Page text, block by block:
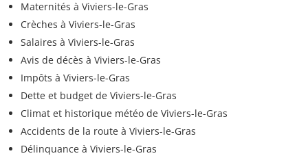
Maternités à Viviers-le-Gras
Crèches à Viviers-le-Gras
Salaires à Viviers-le-Gras
Avis de décès à Viviers-le-Gras
Impôts à Viviers-le-Gras
Dette et budget de Viviers-le-Gras
Climat et historique météo de Viviers-le-Gras
Accidents de la route à Viviers-le-Gras
Délinquance à Viviers-le-Gras